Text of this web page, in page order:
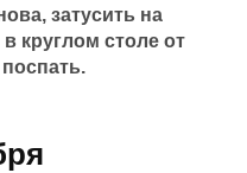
затусить на
круглом столе от